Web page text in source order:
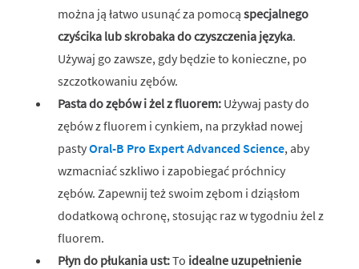
można ją łatwo usunąć za pomocą specjalnego
czyścika lub skrobaka do czyszczenia języka.
Używaj go zawsze, gdy będzie to konieczne, po
szczotkowaniu zębów.
Pasta do zębów i żel z fluorem: Używaj pasty do
zębów z fluorem i cynkiem, na przykład nowej
pastyOral-B Pro Expert Advanced Science, aby
wzmacniać szkliwo i zapobiegać próchnicy
zębów. Zapewnij też swoim zębom i dziąsłom
dodatkową ochronę, stosując raz w tygodniu żel z
fluorem.
Płyn do płukania ust:To idealne uzupełnienie